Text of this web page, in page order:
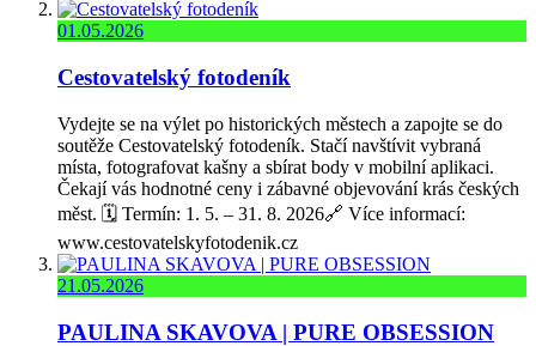
01.05.2026
Cestovatelský fotodeník
Vydejte se na výlet po historických městech a zapojte se do
soutěže Cestovatelský fotodeník. Stačí navštívit vybraná
místa, fotografovat kašny a sbírat body v mobilní aplikaci.
Čekají vás hodnotné ceny i zábavné objevování krás českých
měst. 🗓️ Termín: 1. 5. – 31. 8. 2026🔗 Více informací:
www.cestovatelskyfotodenik.cz
21.05.2026
PAULINA SKAVOVA | PURE OBSESSION